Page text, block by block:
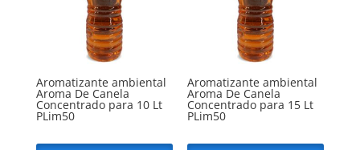
Aromatizante ambiental
Aroma De Canela
Concentrado para 10 Lt
PLim50
Aromatizante ambiental
Aroma De Canela
Concentrado para 15 Lt
PLim50